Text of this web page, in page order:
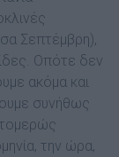
Σεπτέµβρη),
Οπότε δεν
ακόµα και
συνήθως
την ώρα,